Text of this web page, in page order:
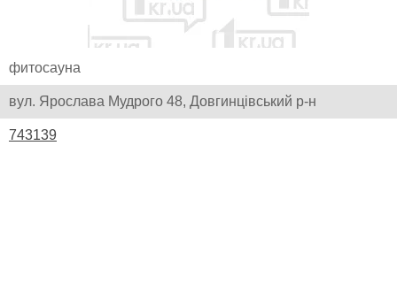
фитосауна
вул. Ярослава Мудрого 48, Довгинцівський р-н
743139